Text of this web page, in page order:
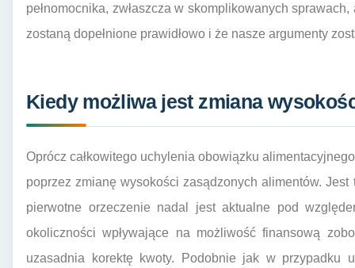
pełnomocnika, zwłaszcza w skomplikowanych
zostaną dopełnione prawidłowo i że nasze argumenty
Kiedy możliwa jest zmiana
Oprócz całkowitego uchylenia obowiązku
poprzez zmianę wysokości zasądzonych alimentów.
pierwotne orzeczenie nadal jest aktualne pod
okoliczności wpływające na możliwość finansową
uzasadnia korektę kwoty. Podobnie jak w przypadku